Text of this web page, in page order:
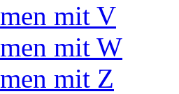
mit V
mit W
mit Z